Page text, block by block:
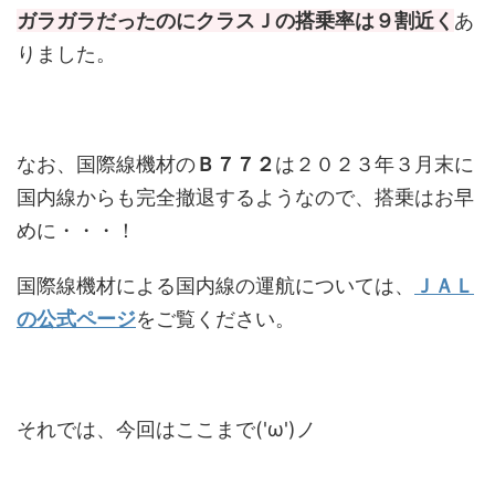
ガラガラだったのにクラスＪの搭乗率は９割近く あ
りました。
なお、国際線機材のＢ７７２は２０２３年３月末に
国内線からも完全撤退するようなので、搭乗はお早
めに・・・！
国際線機材による国内線の運航については、
ＪＡＬ
の公式ページをご覧ください。
それでは、今回はここまで('ω')ノ